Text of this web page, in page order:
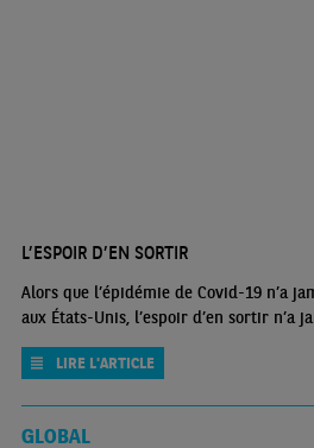
L’ESPOIR D’EN SORTIR
Alors que l’épidémie de Covid-19 n’a
aux États-Unis, l’espoir d’en sortir n’a
LIRE L'ARTICLE
GLOBAL